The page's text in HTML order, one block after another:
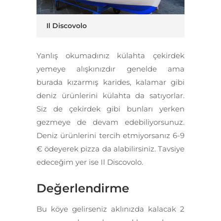
Il Discovolo
Yanlış okumadınız külahta çekirdek
yemeye alışkınızdır genelde ama
burada kızarmış karides, kalamar gibi
deniz ürünlerini külahta da satıyorlar.
Siz de çekirdek gibi bunları yerken
gezmeye de devam edebiliyorsunuz.
Deniz ürünlerini tercih etmiyorsanız 6-9
€ ödeyerek pizza da alabilirsiniz. Tavsiye
edeceğim yer ise Il Discovolo.
Değerlendirme
Bu köye gelirseniz aklınızda kalacak 2